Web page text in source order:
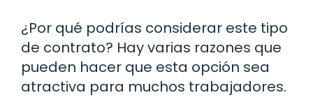
¿Por qué podrías considerar este tipo
de contrato? Hay varias razones que
pueden hacer que esta opción sea
atractiva para muchos trabajadores.